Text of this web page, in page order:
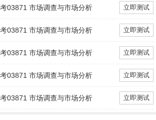
03871 市场调查与市场分析 立即测试
03871 市场调查与市场分析 立即测试
03871 市场调查与市场分析 立即测试
03871 市场调查与市场分析 立即测试
03871 市场调查与市场分析 立即测试